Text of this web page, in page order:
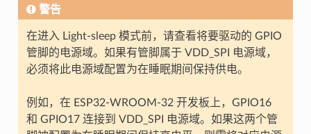
警告
在进入 Light-sleep 模式前，请查看将要驱动的 GPIO
管脚的电源域。如果有管脚属于 VDD_SPI 电源域，
必须将此电源域配置为在睡眠期间保持供电。
例如，在 ESP32-WROOM-32 开发板上，GPIO16
和 GPIO17 连接到 VDD_SPI 电源域。如果这两个管